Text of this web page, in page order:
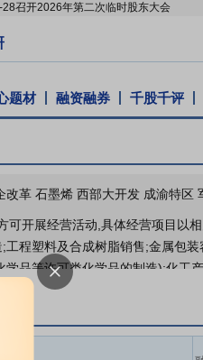
召开2026年第二次临时股东大会
题材 融资融券 千股千评
革 石墨烯 西部大开发 成渝特区
开展经营活动,具体经营项目以
程塑料及合成树脂销售;金属包
品等许可类化学品的制造);化工
材料技术推广服务;技术服务、技
型膜材料制造;新型膜材料销售;表
筑装饰材料销售;建筑防水卷材产